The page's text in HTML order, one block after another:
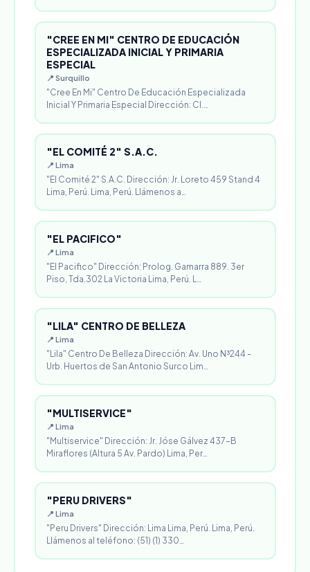
"CREE EN MI" CENTRO DE EDUCACIÓN
ESPECIALIZADA INICIAL Y PRIMARIA
ESPECIAL
📍 Surquillo
"Cree En Mi" Centro De Educación Especializada
Inicial Y Primaria Especial Dirección: Cl.…
"EL COMITÉ 2" S.A.C.
📍 Lima
"El Comité 2" S.A.C. Dirección: Jr. Loreto 459 Stand 4
Lima, Perú. Lima, Perú. Llámenos a…
"EL PACIFICO"
📍 Lima
"El Pacifico" Dirección: Prolog. Gamarra 889. 3er
Piso, Tda.302 La Victoria Lima, Perú. L…
"LILA" CENTRO DE BELLEZA
📍 Lima
"Lila" Centro De Belleza Dirección: Av. Uno N³244 -
Urb. Huertos de San Antonio Surco Lim…
"MULTISERVICE"
📍 Lima
"Multiservice" Dirección: Jr. Jóse Gálvez 437-B
Miraflores (Altura 5 Av. Pardo) Lima, Per…
"PERU DRIVERS"
📍 Lima
"Peru Drivers" Dirección: Lima Lima, Perú. Lima, Perú.
Llámenos al teléfono: (51) (1) 330…